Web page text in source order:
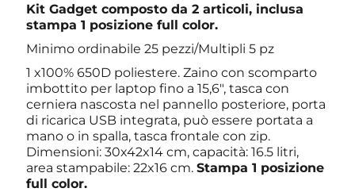
Kit Gadget composto da 2 articoli, inclusa
stampa 1 posizione full color.
Minimo ordinabile 25 pezzi/Multipli 5 pz
1 x100% 650D poliestere. Zaino con scomparto
imbottito per laptop fino a 15,6", tasca con
cerniera nascosta nel pannello posteriore, porta
di ricarica USB integrata, può essere portata a
mano o in spalla, tasca frontale con zip.
Dimensioni: 30x42x14 cm, capacità: 16.5 litri,
area stampabile: 22x16 cm.Stampa 1 posizione
full color.